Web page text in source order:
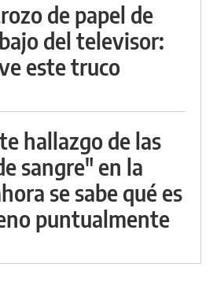
de papel de
del televisor:
este truco
hallazgo de las
sangre" en la
se sabe qué es
puntualmente